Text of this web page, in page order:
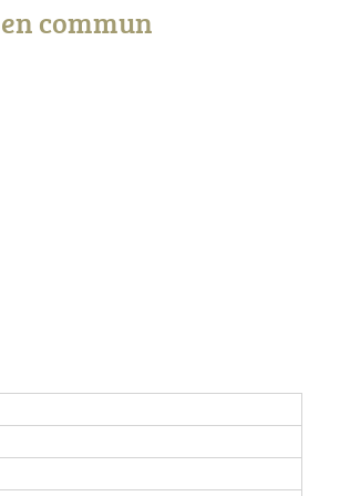
commun